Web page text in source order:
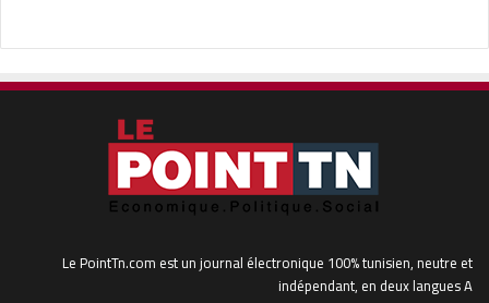
Le PointTn.com est un journal électronique 100% tunisien, neutre et
indépendant, en deux langues A